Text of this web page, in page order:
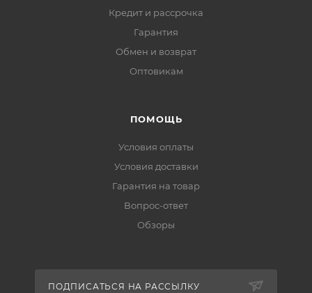
Кредит и рассрочка
Гарантия
Обмен и возврат
Оптовикам
ПОМОЩЬ
Условия оплаты
Условия доставки
Гарантия на товар
Вопрос-ответ
Обзоры
ПОДПИСАТЬСЯ НА РАССЫЛКУ